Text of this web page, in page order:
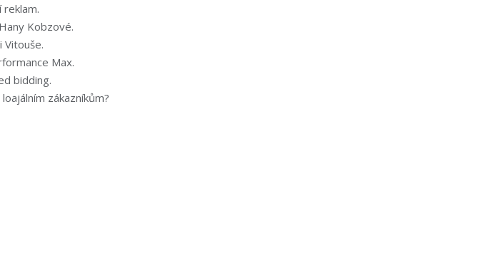
reklam.
Kobzové.
Max.
bidding.
zákazníkům?